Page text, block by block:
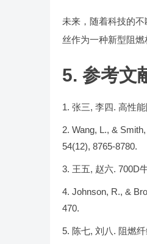
未来，随着科技的
丝作为一种新型阻燃
5. 参考文
张三, 李四. 高性
Wang, L., &
54(12), 8765-8780.
王五, 赵六. 700D
Johnson, R., &
470.
陈七, 刘八. 阻燃